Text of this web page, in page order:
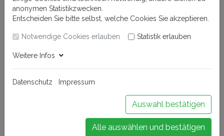
Buchen Sie Ihr Weinseminar!
anonymen Statistikzwecken.
Entscheiden Sie bitte selbst, welche Cookies Sie akzeptieren.
Notwendige Cookies erlauben Statistik erlauben
Weitere Infos
Datenschutz Impressum
Auswahl bestätigen
Alle auswählen und bestätigen